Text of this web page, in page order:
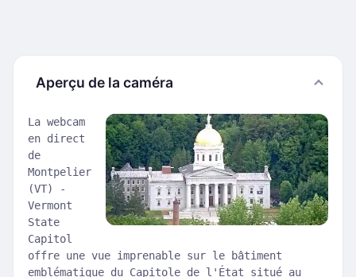
Aperçu de la caméra
La webcam
en direct
de
Montpelier
(VT) -
Vermont
State
Capitol
offre une vue imprenable sur le bâtiment
emblématique du Capitole de l'État situé au